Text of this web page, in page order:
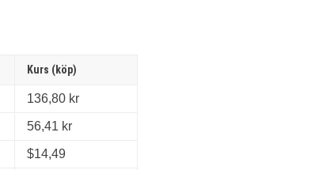
Kurs (köp)
136,80 kr
56,41 kr
$14,49